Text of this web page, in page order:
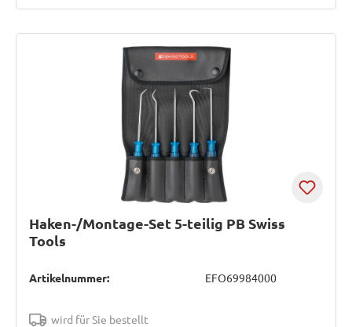
Haken-/Montage-Set 5-teilig PB Swiss
Tools
Artikelnummer: EFO69984000
wird für Sie bestellt